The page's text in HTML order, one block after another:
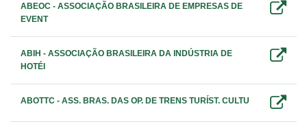
ABEOC - ASSOCIAÇÃO BRASILEIRA DE EMPRESAS DE
EVENT
ABIH - ASSOCIAÇÃO BRASILEIRA DA INDÚSTRIA DE
HOTÉI
ABOTTC - ASS. BRAS. DAS OP. DE TRENS TURÍST. CULTU